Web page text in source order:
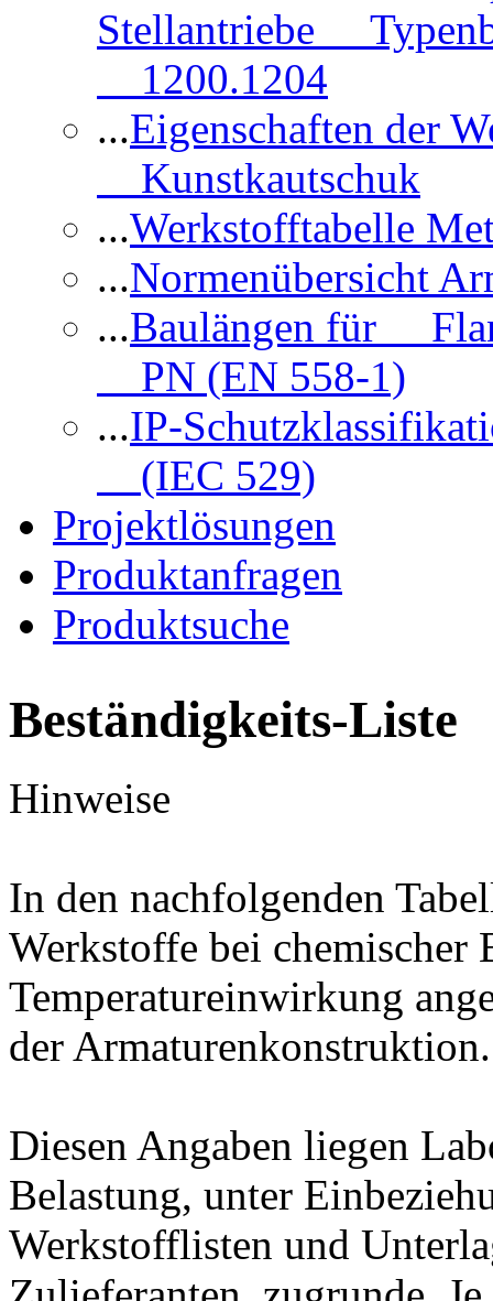
Stellantriebe
1200.1204
...Eigenschaften der
Kunstkautschuk
...Werkstofftabelle
...Normenübersicht
...Baulängen für
PN (EN 558-1)
...IP-
(IEC 529)
Projektlösungen
Produktanfragen
Produktsuche
Beständigkeits-Liste
Hinweise
In den nachfolgenden
Werkstoffe bei chemischer
Temperatureinwirkung
der Armaturenkonstruktion.
Diesen Angaben liegen
Belastung, unter
Werkstofflisten und